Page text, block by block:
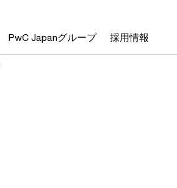
PwC Japanグループ 採用情報